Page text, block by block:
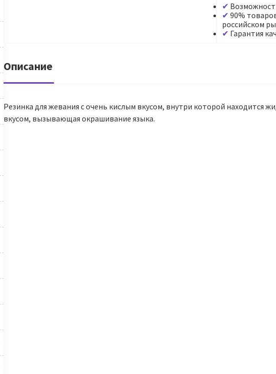
90%
российском
Гарантия
Описание
Резинка для жевания с очень кислым вкусом, внутри которой находится
вкусом, вызывающая окрашивание языка.